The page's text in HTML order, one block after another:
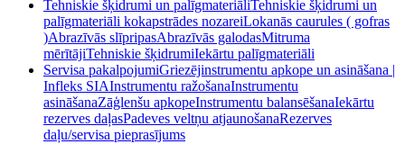
Tehniskie šķidrumi un palīgmateriāliTehniskie šķidrumi un
palīgmateriāli kokapstrādes nozareiLokanās caurules ( gofras
)Abrazīvās slīpripasAbrazīvās galodasMitruma
mērītājiTehniskie šķidrumiIekārtu palīgmateriāli
Servisa pakalpojumiGriezējinstrumentu apkope un asināšana |
Infleks SIAInstrumentu ražošanaInstrumentu
asināšanaZāģlenšu apkopeInstrumentu balansēšanaIekārtu
rezerves daļasPadeves veltņu atjaunošanaRezerves
daļu/servisa pieprasījums